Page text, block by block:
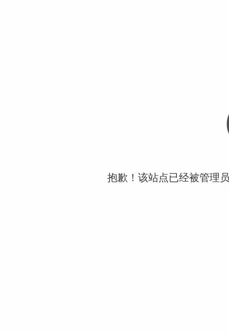
抱歉！该站点已经被管理